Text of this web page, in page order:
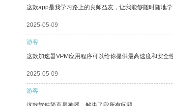
这款app是我学习路上的良师益友，让我能够随时随地学
2025-05-09
游客
这款加速器VPM应用程序可以给你提供最高速度和安全
2025-05-09
游客